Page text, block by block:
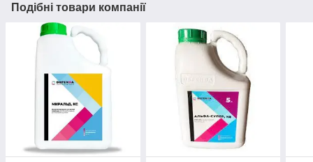
Подібні товари компанії